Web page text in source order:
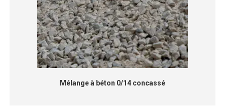
Mélange à béton 0/14 concassé